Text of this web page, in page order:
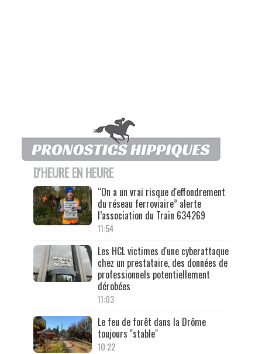
D'HEURE EN HEURE
“On a un vrai risque d'effondrement
du réseau ferroviaire” alerte
l’association du Train 634269
11:54
Les HCL victimes d'une cyberattaque
chez un prestataire, des données de
professionnels potentiellement
dérobées
11:03
Le feu de forêt dans la Drôme
toujours "stable"
10:22